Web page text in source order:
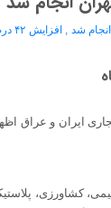
کشاورزی،